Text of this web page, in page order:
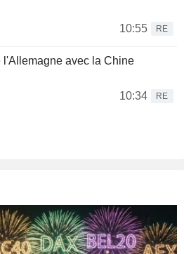
10:55
RE
l'Allemagne avec la Chine
10:34
RE